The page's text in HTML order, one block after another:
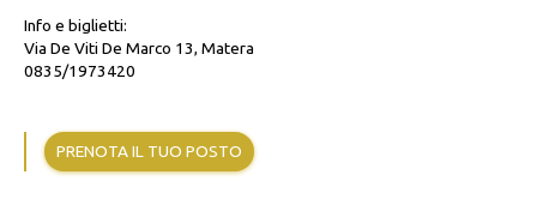
Info e biglietti:
Via De Viti De Marco 13, Matera
0835/1973420
PRENOTA IL TUO POSTO